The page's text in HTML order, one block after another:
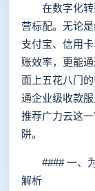
在数字化转
营标配。无论
支付宝、信用
账效率，更能
面上五花八门
通企业级收款
推荐广力云这
阱。
#### 一、为
解析